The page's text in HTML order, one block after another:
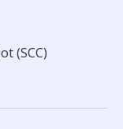
(SCC)